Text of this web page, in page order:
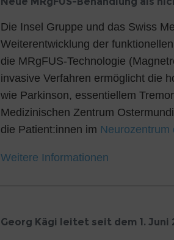
Die Insel Gruppe und das Swiss
Weiterentwicklung der
die MRgFUS-Technologie
invasive Verfahren ermöglicht die
wie Parkinson, essentiellem
Medizinischen Zentrum
die Patient:innen im Neurozentrum
Weitere Informationen
Georg Kägi leitet seit dem 1.